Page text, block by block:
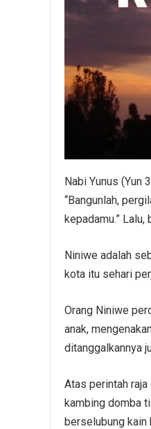
Nabi Yunus (Yun
“Bangunlah,
kepadamu.”
Niniwe adalah
kota itu sehari
Orang Niniwe
anak,
ditanggalkannya
Atas perintah
kambing domba
berselubung kain